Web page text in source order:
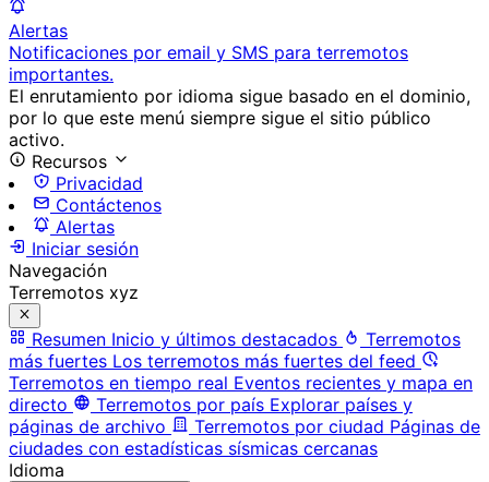
Alertas
Notificaciones por email y SMS para terremotos
importantes.
El enrutamiento por idioma sigue basado en el dominio,
por lo que este menú siempre sigue el sitio público
activo.
Recursos
Privacidad
Contáctenos
Alertas
Iniciar sesión
Navegación
Terremotos xyz
Resumen Inicio y últimos destacados
Terremotos
más fuertes Los terremotos más fuertes del feed
Terremotos en tiempo real Eventos recientes y mapa en
directo
Terremotos por país Explorar países y
páginas de archivo
Terremotos por ciudad Páginas de
ciudades con estadísticas sísmicas cercanas
Idioma